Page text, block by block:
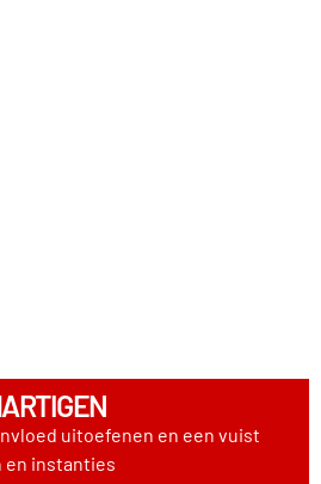
uitoefenen en een vuist
en instanties